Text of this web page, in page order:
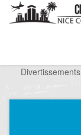
Divertissements